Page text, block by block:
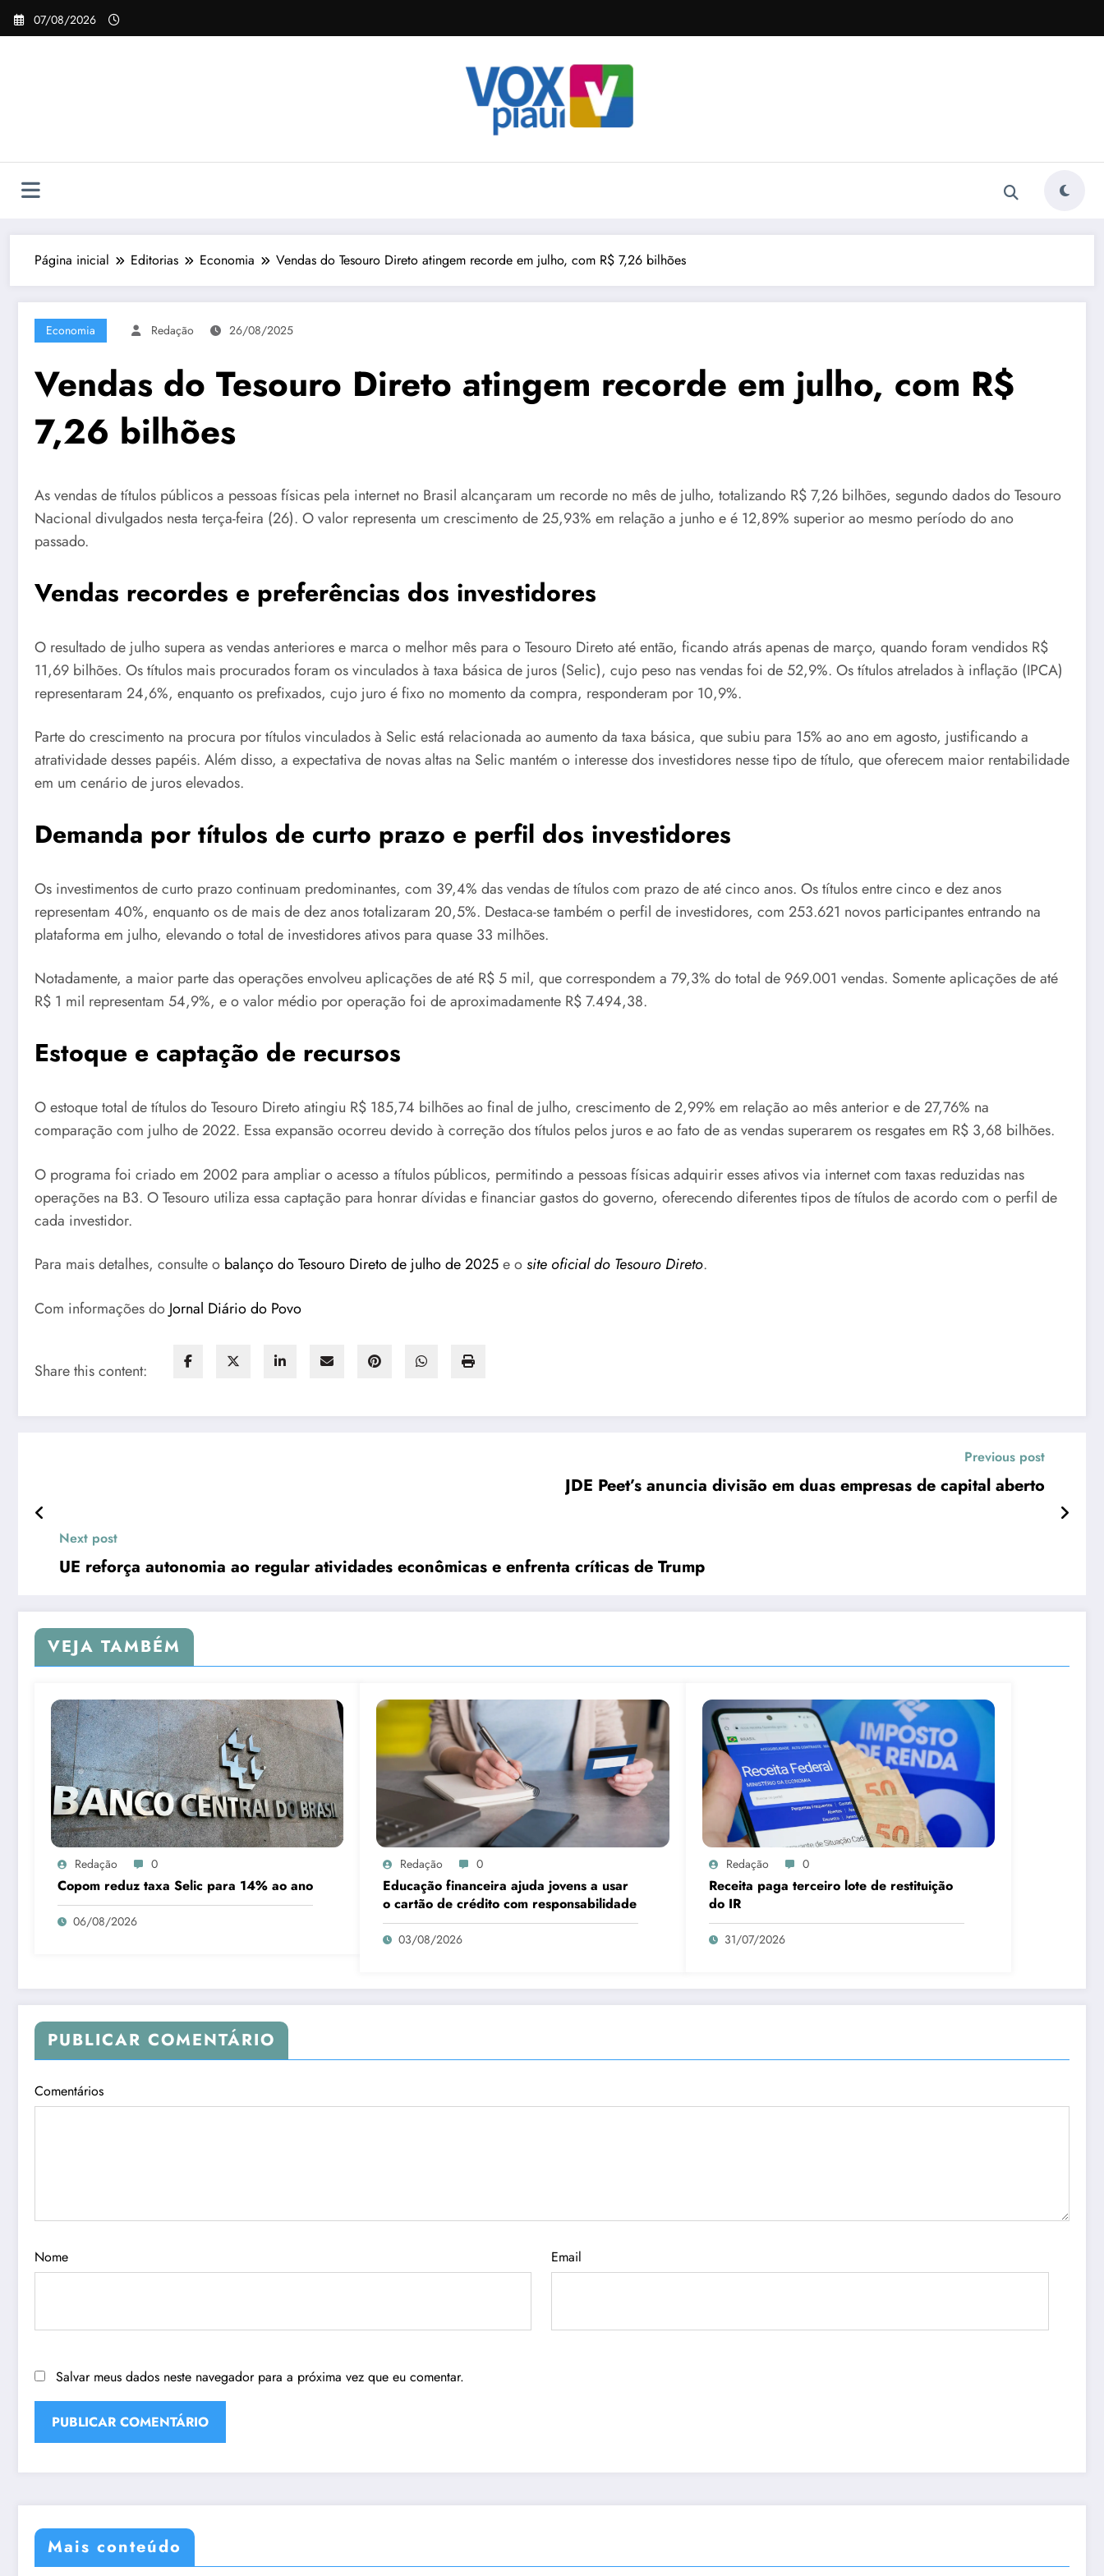
Pular
para
07/08/2026
Página inicial Editorias Economia Vendas do Tesouro Direto atingem recorde em julho, com R$ 7,26 bilhões
Economia Redação 26/08/2025
Vendas do Tesouro Direto atingem recorde em julho, com R$
7,26 bilhões
As vendas de títulos públicos a pessoas físicas pela internet no Brasil alcançaram um recorde no mês de julho, totalizando R$ 7,26 bilhões, segundo dados do Tesouro
Nacional divulgados nesta terça-feira (26). O valor representa um crescimento de 25,93% em relação a junho e é 12,89% superior ao mesmo período do ano
passado.
Vendas recordes e preferências dos investidores
O resultado de julho supera as vendas anteriores e marca o melhor mês para o Tesouro Direto até então, ficando atrás apenas de março, quando foram vendidos R$
11,69 bilhões. Os títulos mais procurados foram os vinculados à taxa básica de juros (Selic), cujo peso nas vendas foi de 52,9%. Os títulos atrelados à inflação (IPCA)
representaram 24,6%, enquanto os prefixados, cujo juro é fixo no momento da compra, responderam por 10,9%.
Parte do crescimento na procura por títulos vinculados à Selic está relacionada ao aumento da taxa básica, que subiu para 15% ao ano em agosto, justificando a
atratividade desses papéis. Além disso, a expectativa de novas altas na Selic mantém o interesse dos investidores nesse tipo de título, que oferecem maior rentabilidade
em um cenário de juros elevados.
Demanda por títulos de curto prazo e perfil dos investidores
Os investimentos de curto prazo continuam predominantes, com 39,4% das vendas de títulos com prazo de até cinco anos. Os títulos entre cinco e dez anos
representam 40%, enquanto os de mais de dez anos totalizaram 20,5%. Destaca-se também o perfil de investidores, com 253.621 novos participantes entrando na
plataforma em julho, elevando o total de investidores ativos para quase 33 milhões.
Notadamente, a maior parte das operações envolveu aplicações de até R$ 5 mil, que correspondem a 79,3% do total de 969.001 vendas. Somente aplicações de até
R$ 1 mil representam 54,9%, e o valor médio por operação foi de aproximadamente R$ 7.494,38.
Estoque e captação de recursos
O estoque total de títulos do Tesouro Direto atingiu R$ 185,74 bilhões ao final de julho, crescimento de 2,99% em relação ao mês anterior e de 27,76% na
comparação com julho de 2022. Essa expansão ocorreu devido à correção dos títulos pelos juros e ao fato de as vendas superarem os resgates em R$ 3,68 bilhões.
O programa foi criado em 2002 para ampliar o acesso a títulos públicos, permitindo a pessoas físicas adquirir esses ativos via internet com taxas reduzidas nas
operações na B3. O Tesouro utiliza essa captação para honrar dívidas e financiar gastos do governo, oferecendo diferentes tipos de títulos de acordo com o perfil de
cada investidor.
Para mais detalhes, consulte o balanço do Tesouro Direto de julho de 2025e osite oficial do Tesouro Direto.
Com informações do Jornal Diário do Povo
Share this content:
Previous post
JDE Peet’s anuncia divisão em duas empresas de capital aberto
Next post
UE reforça autonomia ao regular atividades econômicas e enfrenta críticas de Trump
VEJA TAMBÉM
Redação 0
Copom reduz taxa Selic para 14% ao ano
06/08/2026
Redação 0
Educação financeira ajuda jovens a usar
o cartão de crédito com responsabilidade
03/08/2026
Redação 0
Receita paga terceiro lote de restituição
do IR
31/07/2026
PUBLICAR COMENTÁRIO
Comentários
Nome Email
Salvar meus dados neste navegador para a próxima vez que eu comentar.
Mais conteúdo